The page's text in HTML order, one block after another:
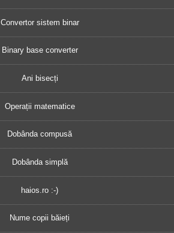
Convertor sistem binar
Binary base converter
Ani bisecți
Operații matematice
Dobânda compusă
Dobânda simplă
haios.ro :-)
Nume copii băieți